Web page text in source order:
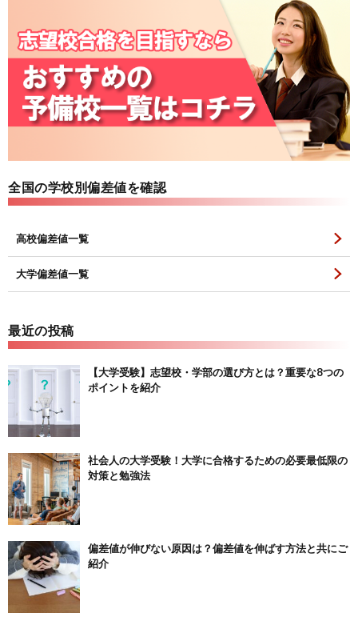
全国の学校別偏差値を確認
高校偏差値一覧
大学偏差値一覧
最近の投稿
【大学受験】志望校・学部の選び方とは？重要な8つの
ポイントを紹介
社会人の大学受験！大学に合格するための必要最低限の
対策と勉強法
偏差値が伸びない原因は？偏差値を伸ばす方法と共にご
紹介